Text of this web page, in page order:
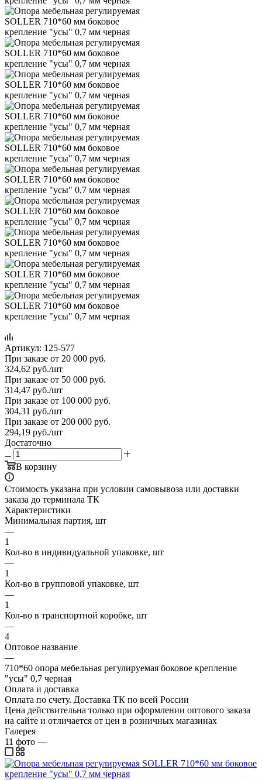
Артикул: 125-577
При заказе от 20 000 руб.
324,62 руб./шт
При заказе от 50 000 руб.
314,47 руб./шт
При заказе от 100 000 руб.
304,31 руб./шт
При заказе от 200 000 руб.
294,19 руб./шт
Достаточно
В корзину
Стоимость указана при условии самовывоза или доставки
заказа до терминала ТК
Характеристики
Минимальная партия, шт
—
1
Кол-во в индивидуальной упаковке, шт
—
1
Кол-во в групповой упаковке, шт
—
1
Кол-во в транспортной коробке, шт
—
4
Оптовое название
—
710*60 опора мебельная регулируемая боковое крепление
"усы" 0,7 черная
Оплата и доставка
Оплата по счету. Доставка ТК по всей России
Цена действительна только при оформлении оптового заказа
на сайте и отличается от цен в розничных магазинах
Галерея
11 фото —